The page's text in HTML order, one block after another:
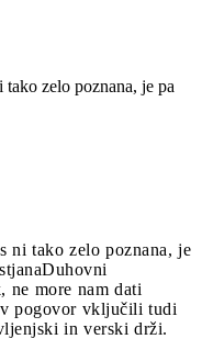
zelo poznana, je pa
ni tako zelo poznana, je
Duhovni
ne more nam dati
pogovor vključili tudi
in verski drži.